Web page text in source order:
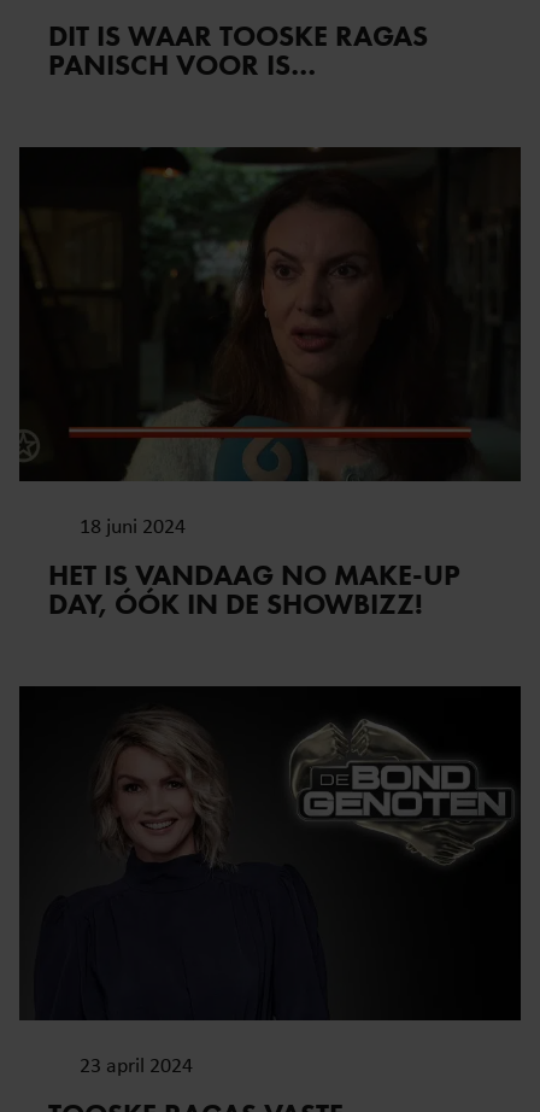
DIT IS WAAR TOOSKE RAGAS
PANISCH VOOR IS…
18 juni 2024
HET IS VANDAAG NO MAKE-UP
DAY, ÓÓK IN DE SHOWBIZZ!
23 april 2024